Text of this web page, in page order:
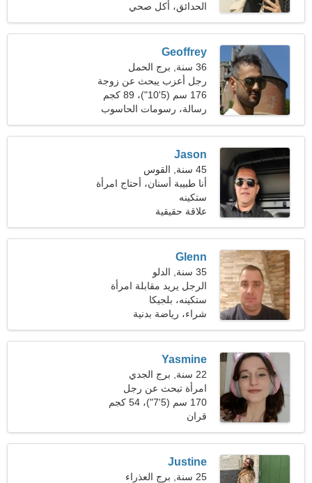
الحدائق، أكل صحي
Geoffrey
36 سنة, برج الحمل
رجل أعزب يبحث عن زوجة
27-33
176 سم (5'10")، 89 كجم
(196 رطل)رسالة، رسومات الحاسوب
Jason
45 سنة, القوس
أنا طبيبة أسنان، أحتاج امرأة
رشيقة
ستكينه
علاقة حقيقية
Glenn
35 سنة, الدلو
الرجل يريد مقابلة امرأة
ستكينه، بلجيكا
شراء، رياضة بدنية
Yasmine
22 سنة, برج الجدي
امرأة تبحث عن رجل
170 سم (5'7")، 54 كجم
(119 رطلا)
قران
Justine
25 سنة, برج العذراء